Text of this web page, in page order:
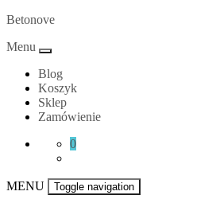
Skip
content
Betonove
Menu
Blog
Koszyk
Sklep
Zamówienie
0
MENU Toggle navigation